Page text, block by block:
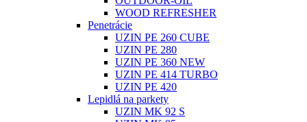
WOOD REFRESHER
Penetrácie
UZIN PE 260 CUBE
UZIN PE 280
UZIN PE 360 NEW
UZIN PE 414 TURBO
UZIN PE 420
Lepidlá na parkety
UZIN MK 92 S